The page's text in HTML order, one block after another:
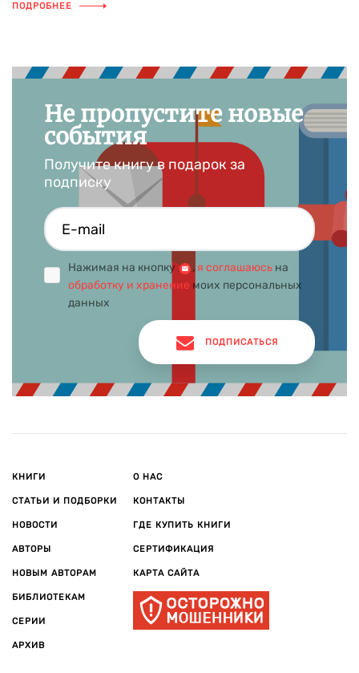
ПОДРОБНЕЕ
Не пропустите новые
события
Получите книгу в подарок за
подписку
Нажимая на кнопку , я соглашаюсь на
обработку и хранение моих персональных
данных
ПОДПИСАТЬСЯ
КНИГИ
СТАТЬИ И ПОДБОРКИ
НОВОСТИ
АВТОРЫ
НОВЫМ АВТОРАМ
БИБЛИОТЕКАМ
СЕРИИ
АРХИВ
О НАС
КОНТАКТЫ
ГДЕ КУПИТЬ КНИГИ
СЕРТИФИКАЦИЯ
КАРТА САЙТА